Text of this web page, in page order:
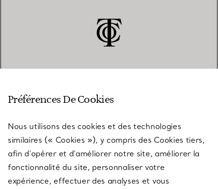
SERVICES
À PROPOS
Préférences De Cookies
Nous utilisons des cookies et des technologies
similaires (« Cookies »), y compris des Cookies tiers,
afin d’opérer et d’améliorer notre site, améliorer la
fonctionnalité du site, personnaliser votre
expérience, effectuer des analyses et vous